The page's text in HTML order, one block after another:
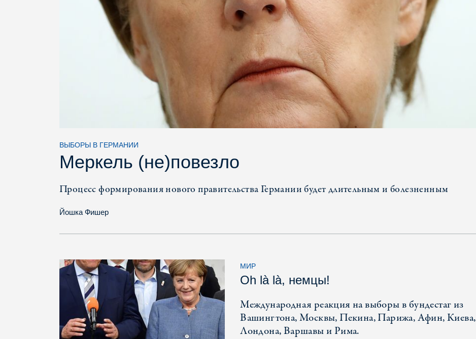
ВЫБОРЫ В ГЕРМАНИИ
Меркель (не)повезло
Процесс формирования нового правительства Германии будет длительным и болезненным
Йошка Фишер
МИР
Oh là là, немцы!
Международная реакция на выборы в бундестаг из
Вашингтона, Москвы, Пекина, Парижа, Афин, Киева,
Лондона, Варшавы и Рима.